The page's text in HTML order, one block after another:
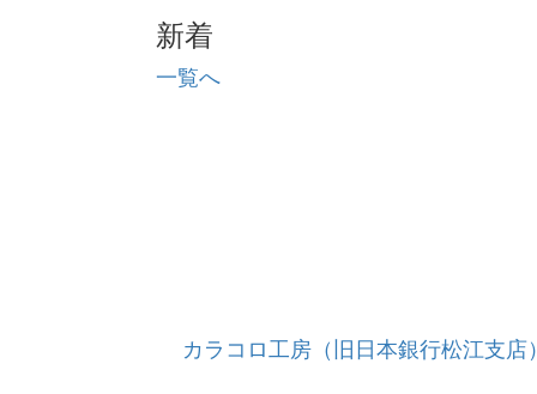
新着
一覧へ
カラコロ工房（旧日本銀行松江支店